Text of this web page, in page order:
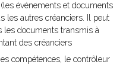
événements et documents
les autres créanciers. Il peut
les documents transmis à
des créanciers
compétences, le contrôleur